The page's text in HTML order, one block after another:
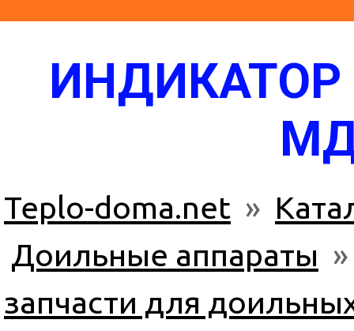
Teplo-doma.net »
Доильные аппараты
запчасти для